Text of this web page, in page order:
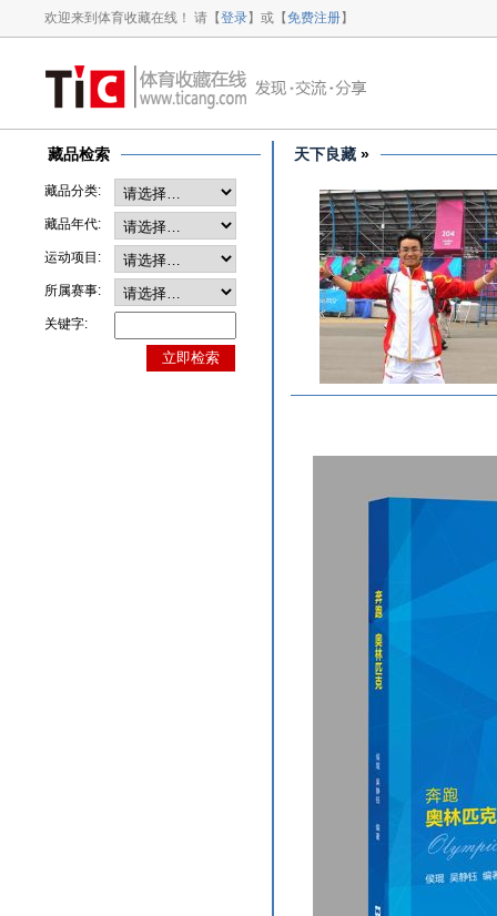
欢迎来到体育收藏在线！ 请【登录】或【免费注册】
藏品检索
藏品分类:
藏品年代:
运动项目:
所属赛事:
关键字:
天下良藏 »